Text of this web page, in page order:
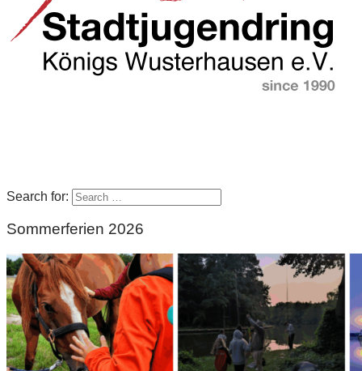
Search for:
Sommerferien 2026